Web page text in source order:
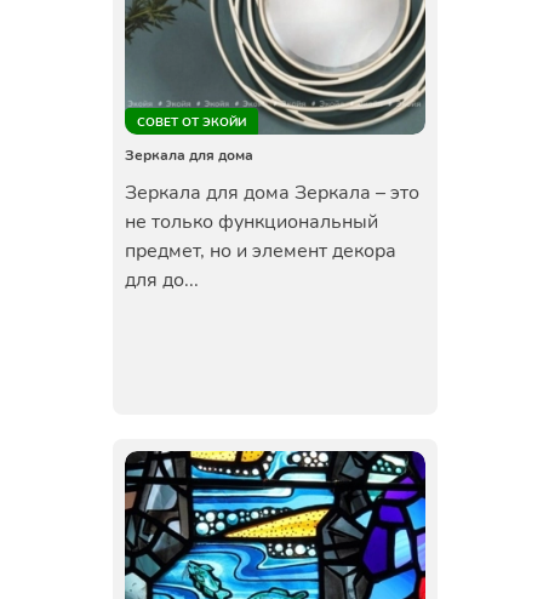
СОВЕТ ОТ ЭКОЙИ
Зеркала для дома
Зеркала для дома Зеркала – это
не только функциональный
предмет, но и элемент декора
для до...